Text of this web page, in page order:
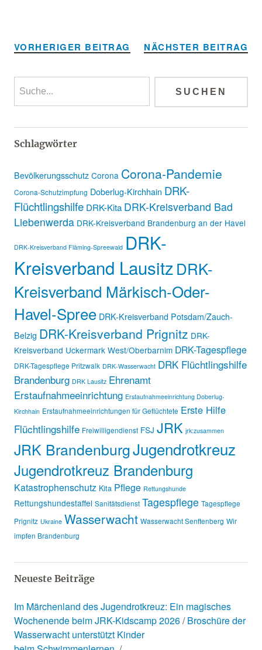
VORHERIGER BEITRAG NÄCHSTER BEITRAG
Schlagwörter
Bevölkerungsschutz Corona Corona-Pandemie
Corona-Schutzimpfung Doberlug-Kirchhain DRK-
Flüchtlingshilfe DRK-Kita DRK-Kreisverband Bad
Liebenwerda DRK-Kreisverband Brandenburg an der Havel
DRK-Kreisverband Fläming-Spreewald DRK-
Kreisverband LausitzDRK-
Kreisverband Märkisch-Oder-
Havel-Spree DRK-Kreisverband Potsdam/Zauch-
Belzig DRK-Kreisverband Prignitz DRK-
Kreisverband Uckermark West/Oberbarnim DRK-Tagespflege
DRK-Tagespflege Pritzwalk DRK-Wasserwacht DRK Flüchtlingshilfe
Brandenburg DRK Lausitz Ehrenamt
Erstaufnahmeeinrichtung Erstaufnahmeeinrichtung Doberlug-
Kirchhain Erstaufnahmeeinrichtungen für Geflüchtete Erste Hilfe
Flüchtlingshilfe Freiwilligendienst FSJ JRK jrk:zusammen
JRK BrandenburgJugendrotkreuz
Jugendrotkreuz Brandenburg
Katastrophenschutz Kita Pflege Rettungshunde
Rettungshundestaffel Sanitätsdienst Tagespflege Tagespflege
Prignitz Ukraine Wasserwacht Wasserwacht Senftenberg Wir
impfen Brandenburg
Neueste Beiträge
Im Märchenland des Jugendrotkreuz: Ein magisches
Wochenende beim JRK-Kidscamp 2026 Broschüre der
Wasserwacht unterstützt Kinder